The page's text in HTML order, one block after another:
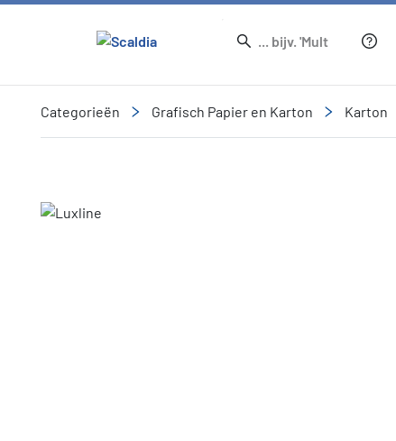
Categorieën Grafisch Papier en Karton Karton
Slide 1 of 1